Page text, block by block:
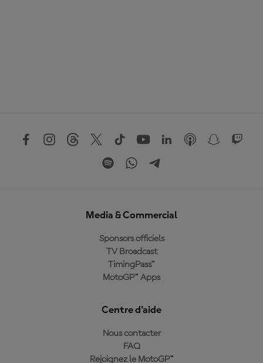
Media & Commercial
Sponsors officiels
TV Broadcast
TimingPass™
MotoGP™ Apps
Centre d'aide
Nous contacter
FAQ
Rejoignez le MotoGP™